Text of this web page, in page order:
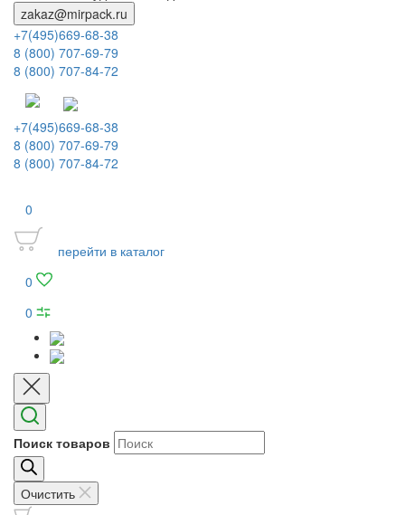
zakaz@mirpack.ru
+7(495)669-68-38
8 (800) 707-69-79
8 (800) 707-84-72
+7(495)669-68-38
8 (800) 707-69-79
8 (800) 707-84-72
0
перейти в каталог
0
0
Поиск товаров
Очистить